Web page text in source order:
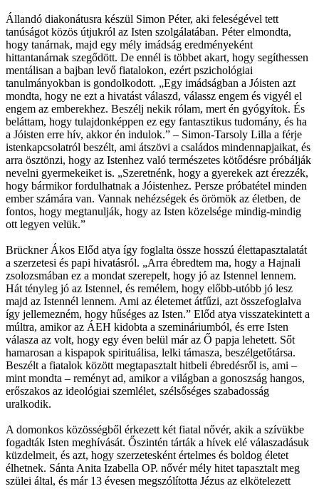
Állandó diakonátusra készül Simon Péter, aki feleségével tett
tanúságot közös útjukról az Isten szolgálatában. Péter elmondta,
hogy tanárnak, majd egy mély imádság eredményeként
hittantanárnak szegődött. De ennél is többet akart, hogy segíthessen
mentálisan a bajban levő fiatalokon, ezért pszichológiai
tanulmányokban is gondolkodott. „Egy imádságban a Jóisten azt
mondta, hogy ne ezt a hivatást válaszd, válassz engem és vigyél el
engem az emberekhez. Beszélj nekik rólam, mert én gyógyítok. És
beláttam, hogy tulajdonképpen ez egy fantasztikus tudomány, és ha
a Jóisten erre hív, akkor én indulok.” – Simon-Tarsoly Lilla a férje
istenkapcsolatról beszélt, ami átszövi a családos mindennapjaikat, és
arra ösztönzi, hogy az Istenhez való természetes kötődésre próbálják
nevelni gyermekeiket is. „Szeretnénk, hogy a gyerekek azt érezzék,
hogy bármikor fordulhatnak a Jóistenhez. Persze próbatétel minden
ember számára van. Vannak nehézségek és örömök az életben, de
fontos, hogy megtanulják, hogy az Isten közelsége mindig-mindig
ott legyen velük.”
Brückner Ákos Előd atya így foglalta össze hosszú élettapasztalatát
a szerzetesi és papi hivatásról. „Arra ébredtem ma, hogy a Hajnali
zsolozsmában ez a mondat szerepelt, hogy jó az Istennel lennem.
Hát tényleg jó az Istennel, és remélem, hogy előbb-utóbb jó lesz
majd az Istennél lennem. Ami az életemet átfűzi, azt összefoglalva
így jellemezném, hogy hűséges az Isten.” Előd atya visszatekintett a
múltra, amikor az ÁEH kidobta a szemináriumból, és erre Isten
válasza az volt, hogy egy éven belül már az Ő papja lehetett. Sőt
hamarosan a kispapok spirituálisa, lelki támasza, beszélgetőtársa.
Beszélt a fiatalok között megtapasztalt hitbeli ébredésről is, ami –
mint mondta – reményt ad, amikor a világban a gonoszság hangos,
erőszakos az ideológiai szemlélet, szélsőséges szabadosság
uralkodik.
A domonkos közösségből érkezett két fiatal nővér, akik a szívükbe
fogadták Isten meghívását. Őszintén tárták a hívek elé válaszadásuk
küzdelmeit, és azt, hogy szerzetesként értelmes és boldog életet
élhetnek. Sánta Anita Izabella OP. nővér mély hitet tapasztalt meg
szülei által, és már 13 évesen megszólította Jézus az elkötelezett